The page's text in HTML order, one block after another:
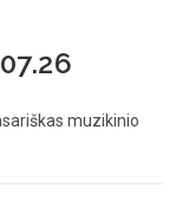
muzikinio